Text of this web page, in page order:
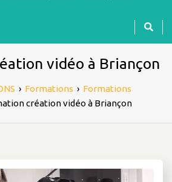
vidéo à Briançon
› Formations › Formations
création vidéo à Briançon